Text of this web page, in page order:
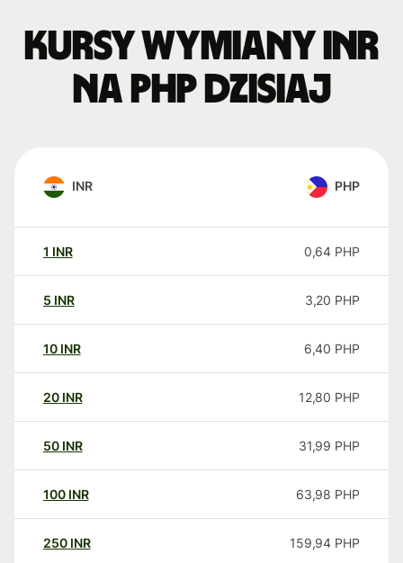
Kursy wymiany INR
na PHP dzisiaj
INR PHP
1 INR 0,64 PHP
5 INR 3,20 PHP
10 INR 6,40 PHP
20 INR 12,80 PHP
50 INR 31,99 PHP
100 INR 63,98 PHP
250 INR 159,94 PHP